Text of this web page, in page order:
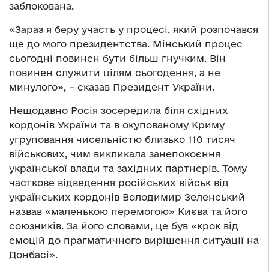
заблокована.
«Зараз я беру участь у процесі, який розпочався
ще до мого президентства. Мінський процес
сьогодні повинен бути більш гнучким. Він
повинен служити цілям сьогодення, а не
минулого», – сказав Президент України.
Нещодавно Росія зосередила біля східних
кордонів України та в окупованому Криму
угруповання чисельністю близько 110 тисяч
військових, чим викликала занепокоєння
української влади та західних партнерів. Тому
часткове відведення російських військ від
українських кордонів Володимир Зеленський
назвав «маленькою перемогою» Києва та його
союзників. За його словами, це був «крок від
емоцій до прагматичного вирішення ситуації на
Донбасі».